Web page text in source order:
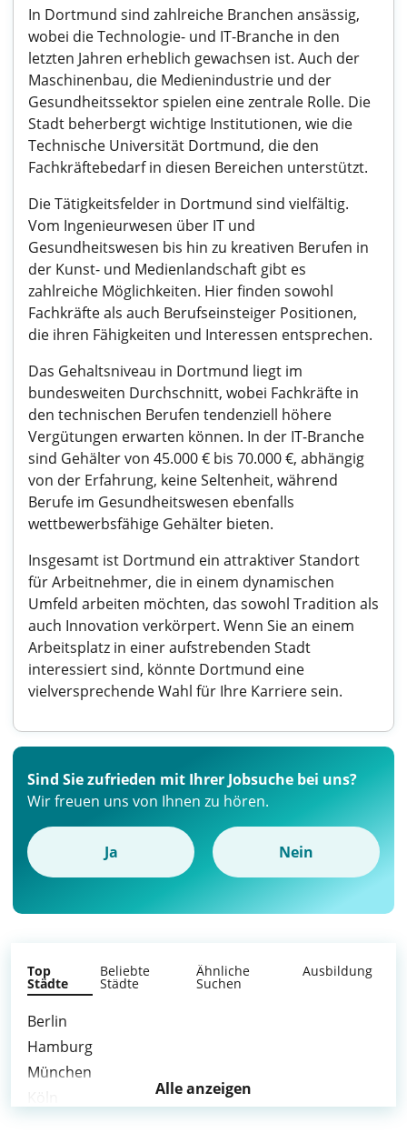
In Dortmund sind zahlreiche Branchen ansässig,
wobei die Technologie- und IT-Branche in den
letzten Jahren erheblich gewachsen ist. Auch der
Maschinenbau, die Medienindustrie und der
Gesundheitssektor spielen eine zentrale Rolle. Die
Stadt beherbergt wichtige Institutionen, wie die
Technische Universität Dortmund, die den
Fachkräftebedarf in diesen Bereichen unterstützt.
Die Tätigkeitsfelder in Dortmund sind vielfältig.
Vom Ingenieurwesen über IT und
Gesundheitswesen bis hin zu kreativen Berufen in
der Kunst- und Medienlandschaft gibt es
zahlreiche Möglichkeiten. Hier finden sowohl
Fachkräfte als auch Berufseinsteiger Positionen,
die ihren Fähigkeiten und Interessen entsprechen.
Das Gehaltsniveau in Dortmund liegt im
bundesweiten Durchschnitt, wobei Fachkräfte in
den technischen Berufen tendenziell höhere
Vergütungen erwarten können. In der IT-Branche
sind Gehälter von 45.000 € bis 70.000 €, abhängig
von der Erfahrung, keine Seltenheit, während
Berufe im Gesundheitswesen ebenfalls
wettbewerbsfähige Gehälter bieten.
Insgesamt ist Dortmund ein attraktiver Standort
für Arbeitnehmer, die in einem dynamischen
Umfeld arbeiten möchten, das sowohl Tradition als
auch Innovation verkörpert. Wenn Sie an einem
Arbeitsplatz in einer aufstrebenden Stadt
interessiert sind, könnte Dortmund eine
vielversprechende Wahl für Ihre Karriere sein.
Sind Sie zufrieden mit Ihrer Jobsuche bei uns?
Wir freuen uns von Ihnen zu hören.
Ja Nein
Top
Städte
Beliebte
Städte
Ähnliche
Suchen
Ausbildung
Berlin
Hamburg
München
Alle anzeigen